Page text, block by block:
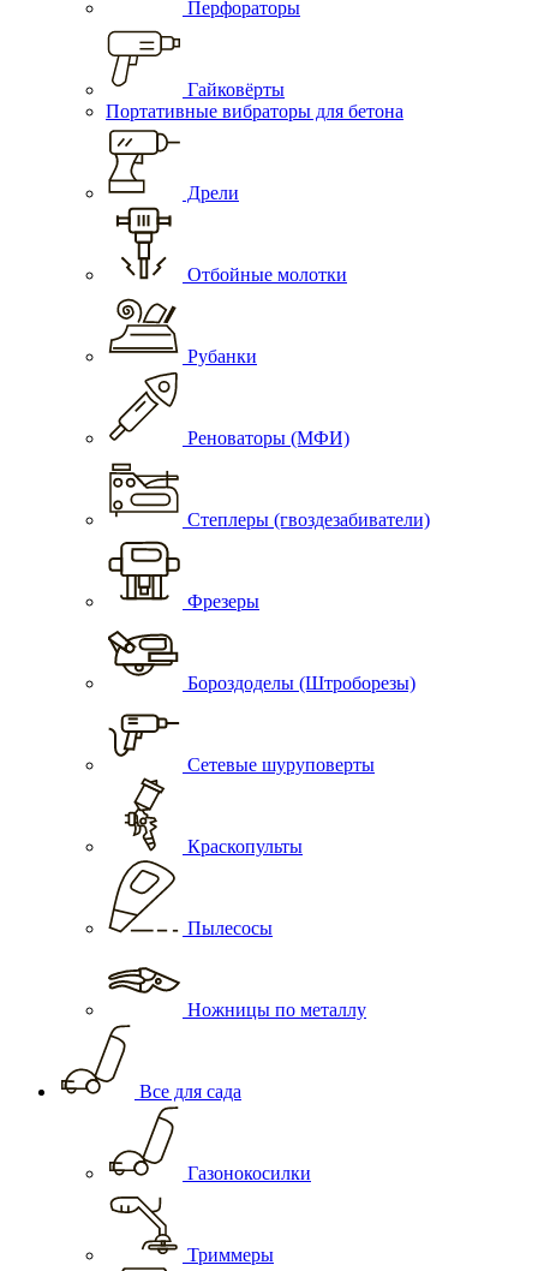
Перфораторы
Гайковёрты
Портативные вибраторы для бетона
Дрели
Отбойные молотки
Рубанки
Реноваторы (МФИ)
Степлеры (гвоздезабиватели)
Фрезеры
Бороздоделы (Штроборезы)
Сетевые шуруповерты
Краскопульты
Пылесосы
Ножницы по металлу
Все для сада
Газонокосилки
Триммеры